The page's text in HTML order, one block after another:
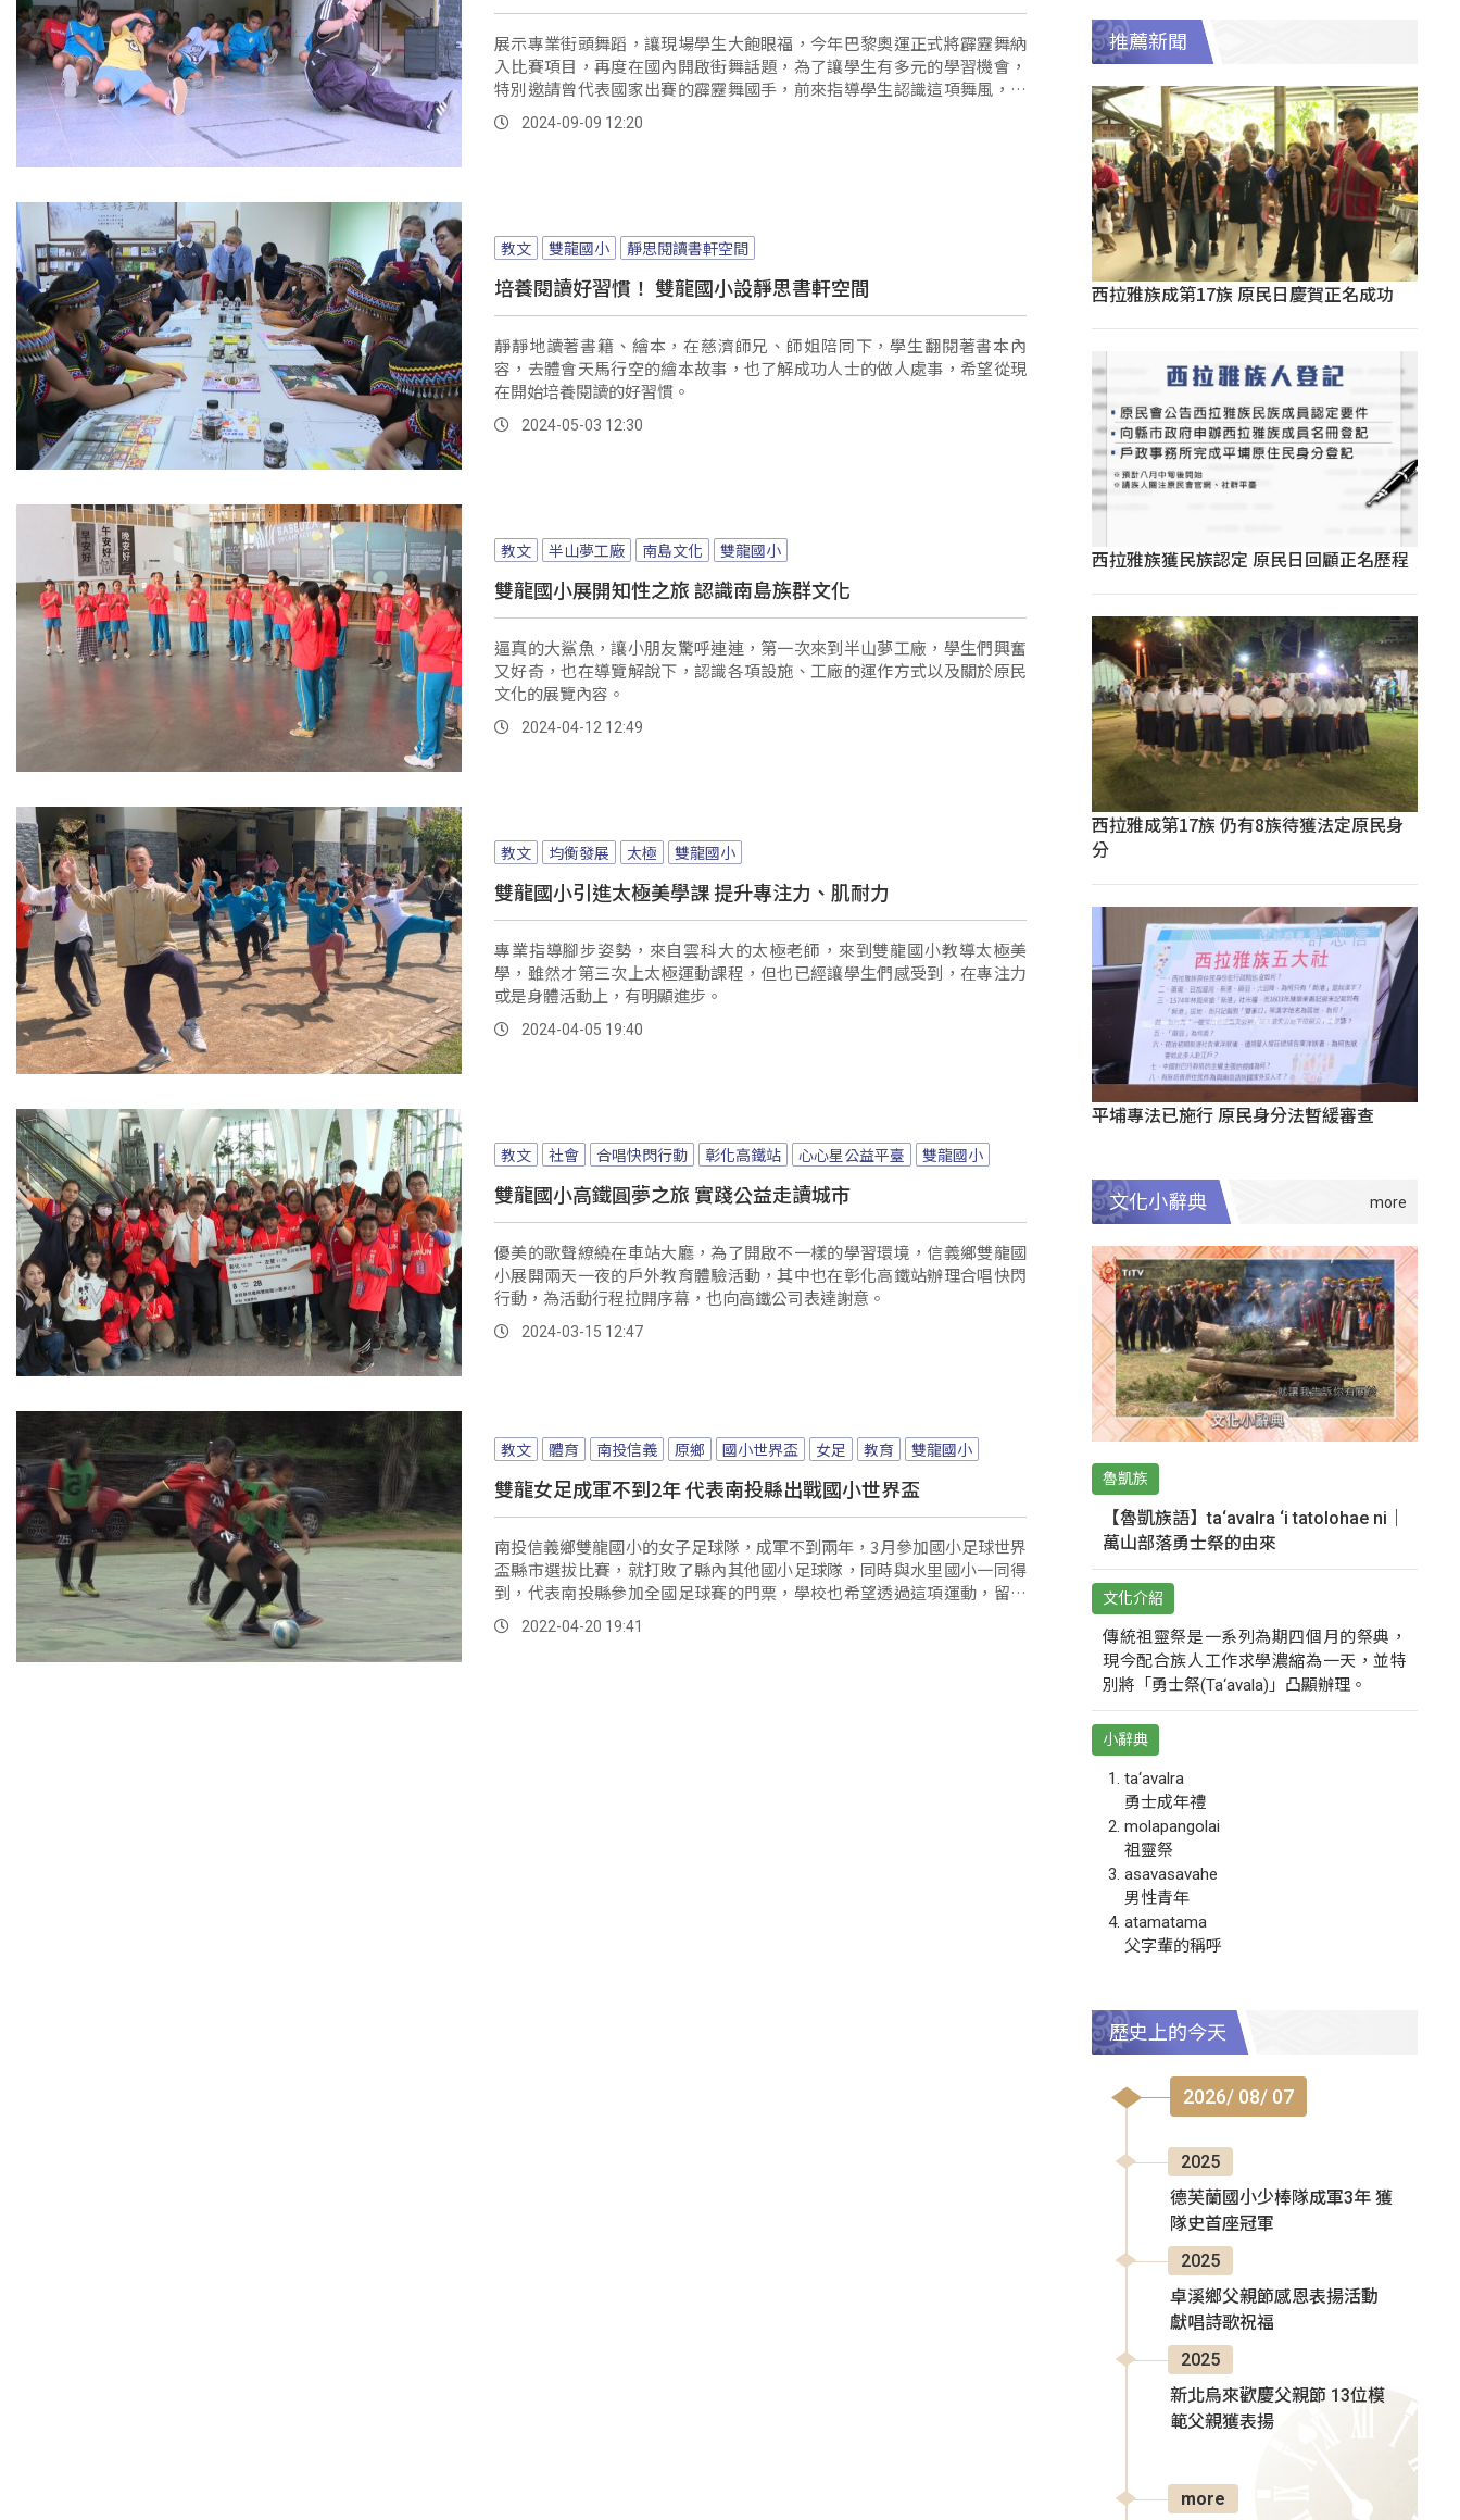
展示專業街頭舞蹈，讓現場學生大飽眼福，今年巴黎奧運正式將霹靂舞納
入比賽項目，再度在國內開啟街舞話題，為了讓學生有多元的學習機會，
特別邀請曾代表國家出賽的霹靂舞國手，前來指導學生認識這項舞風，也
激起學生對街舞的興趣。
2024-09-09 12:20
教文 雙龍國小 靜思閱讀書軒空間
培養閱讀好習慣！ 雙龍國小設靜思書軒空間
靜靜地讀著書籍、繪本，在慈濟師兄、師姐陪同下，學生翻閱著書本內
容，去體會天馬行空的繪本故事，也了解成功人士的做人處事，希望從現
在開始培養閱讀的好習慣。
2024-05-03 12:30
教文 半山夢工廠 南島文化 雙龍國小
雙龍國小展開知性之旅 認識南島族群文化
逼真的大鯊魚，讓小朋友驚呼連連，第一次來到半山夢工廠，學生們興奮
又好奇，也在導覽解說下，認識各項設施、工廠的運作方式以及關於原民
文化的展覽內容。
2024-04-12 12:49
教文 均衡發展 太極 雙龍國小
雙龍國小引進太極美學課 提升專注力、肌耐力
專業指導腳步姿勢，來自雲科大的太極老師，來到雙龍國小教導太極美
學，雖然才第三次上太極運動課程，但也已經讓學生們感受到，在專注力
或是身體活動上，有明顯進步。
2024-04-05 19:40
教文 社會 合唱快閃行動 彰化高鐵站 心心星公益平臺 雙龍國小
雙龍國小高鐵圓夢之旅 實踐公益走讀城市
優美的歌聲繚繞在車站大廳，為了開啟不一樣的學習環境，信義鄉雙龍國
小展開兩天一夜的戶外教育體驗活動，其中也在彰化高鐵站辦理合唱快閃
行動，為活動行程拉開序幕，也向高鐵公司表達謝意。
2024-03-15 12:47
教文 體育 南投信義 原鄉 國小世界盃 女足 教育 雙龍國小
雙龍女足成軍不到2年 代表南投縣出戰國小世界盃
南投信義鄉雙龍國小的女子足球隊，成軍不到兩年，3月參加國小足球世界
盃縣市選拔比賽，就打敗了縣內其他國小足球隊，同時與水里國小一同得
到，代表南投縣參加全國足球賽的門票，學校也希望透過這項運動，留住
山上的...。
2022-04-20 19:41
推薦新聞
西拉雅族成第17族 原民日慶賀正名成功
西拉雅族獲民族認定 原民日回顧正名歷程
西拉雅成第17族 仍有8族待獲法定原民身
分
平埔專法已施行 原民身分法暫緩審查
文化小辭典
魯凱族
【魯凱族語】ta‘avalra ‘i tatolohae ni｜
萬山部落勇士祭的由來
文化介紹
傳統祖靈祭是一系列為期四個月的祭典，
現今配合族人工作求學濃縮為一天，並特
別將「勇士祭(Ta‘avala)」凸顯辦理。
小辭典
ta‘avalra
勇士成年禮
molapangolai
祖靈祭
asavasavahe
男性青年
atamatama
父字輩的稱呼
歷史上的今天
2026/ 08/ 07
2025
德芙蘭國小少棒隊成軍3年 獲
隊史首座冠軍
2025
卓溪鄉父親節感恩表揚活動
獻唱詩歌祝福
2025
新北烏來歡慶父親節 13位模
範父親獲表揚
more